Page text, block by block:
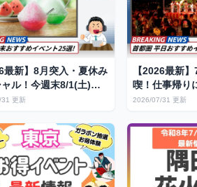
最新】8月突入・夏休み
ャル！今週末8/1(土)～
おすすめ夏祭り＆花
更新
【2026最新
喫！仕事帰り
夏祭り＆花火
2026/07/31 更新